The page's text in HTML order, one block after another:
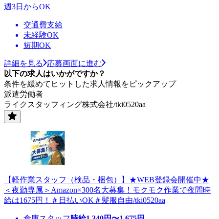
週3日からOK
交通費支給
未経験OK
短期OK
詳細を見る
応募画面に進む
以下の求人はいかがですか？
条件を緩めてヒットした求人情報をピックアップ
派遣労働者
ライクスタッフィング株式会社/tki0520aa
【軽作業スタッフ（検品・梱包）】★WEB登録会開催中★
＜夜勤専属＞Amazon×300名大募集！モクモク作業で夜間時
給は1675円！＃日払いOK＃髪服自由/tki0520aa